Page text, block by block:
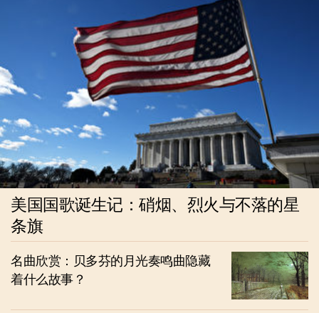
美国国歌诞生记：硝烟、烈火与不落的星
条旗
名曲欣赏：贝多芬的月光奏鸣曲隐藏
着什么故事？